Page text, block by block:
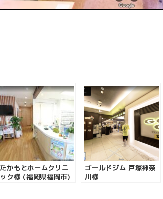
たかもとホームクリニ
ック様 (福岡県福岡市)
ゴールドジム 戸塚神奈
川様